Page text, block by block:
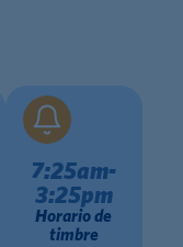
Horario de
timbre
7:25am-
3:25pm